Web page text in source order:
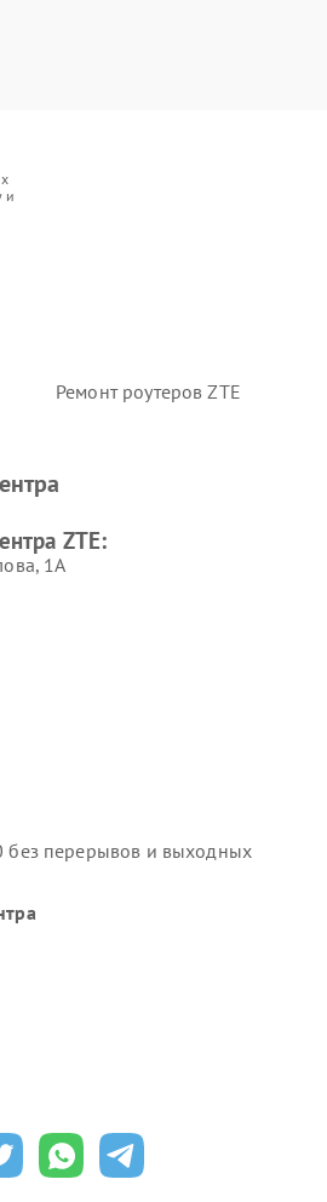
и
Ремонт роутеров ZTE
ZTE:
1А
перерывов и выходных